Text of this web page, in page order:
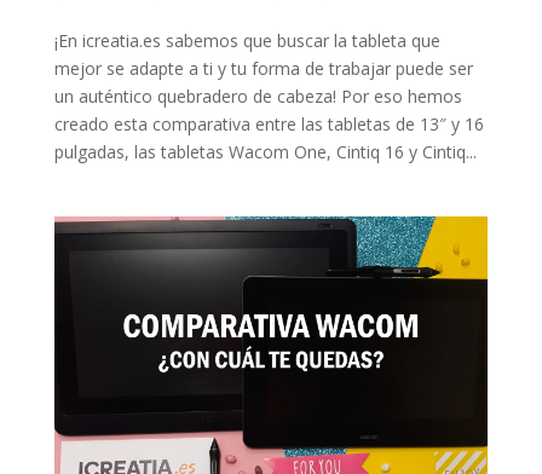
¡En icreatia.es sabemos que buscar la tableta que
mejor se adapte a ti y tu forma de trabajar puede ser
un auténtico quebradero de cabeza! Por eso hemos
creado esta comparativa entre las tabletas de 13″ y 16
pulgadas, las tabletas Wacom One, Cintiq 16 y Cintiq...